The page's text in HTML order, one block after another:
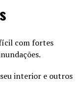
com fortes
seu interior e outros